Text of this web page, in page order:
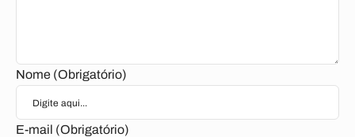
Nome (Obrigatório)
E-mail (Obrigatório)